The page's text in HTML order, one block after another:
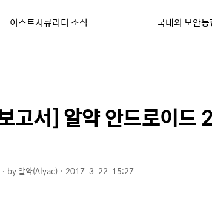
이스트시큐리티 소식 국내외 보안동
고서] 알약 안드로이드
by알약(Alyac) 2017. 3. 22. 15:27